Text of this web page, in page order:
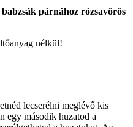
párnához rózsavörös
nélkül!
lecserélni meglévő kis
egy második huzatod a